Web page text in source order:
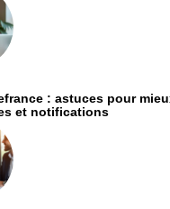
: astuces pour
et notifications